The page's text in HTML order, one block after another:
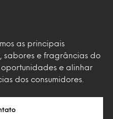
as principais
sabores e fragrâncias do
e alinhar
dos consumidores.